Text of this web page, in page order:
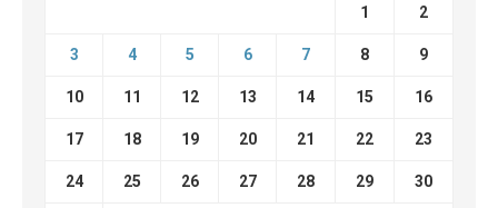
1 2
3 4 5 6 7 8 9
10 11 12 13 14 15 16
17 18 19 20 21 22 23
24 25 26 27 28 29 30